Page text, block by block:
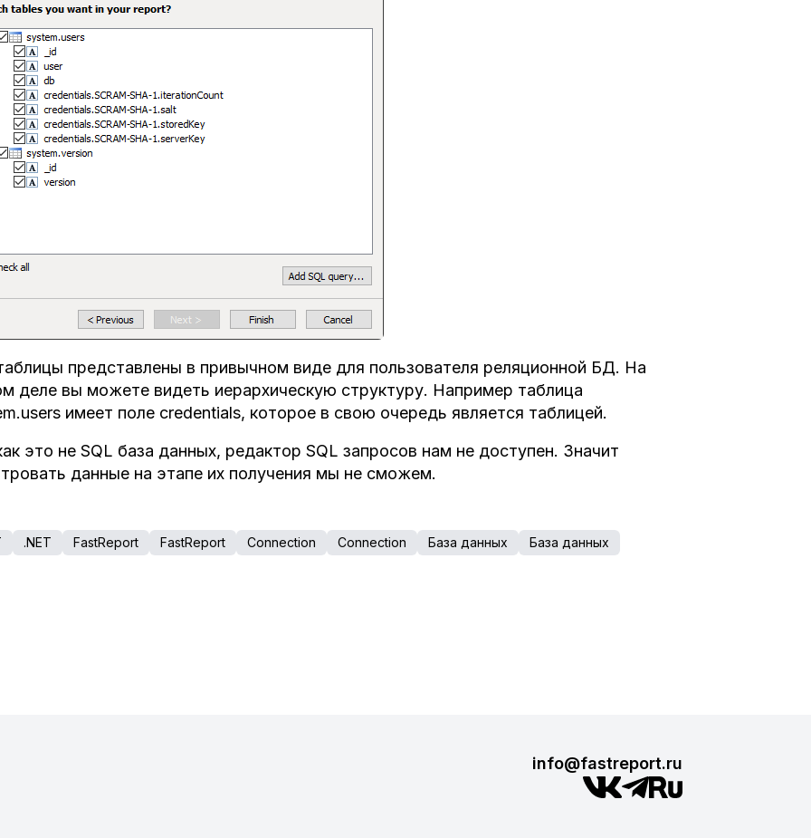
представлены в привычном виде для пользователя реляционной БД. На
деле вы можете видеть иерархическую структуру. Например таблица
имеет поле credentials, которое в свою очередь является таблицей.
это не SQL база данных, редактор SQL запросов нам не доступен. Значит
данные на этапе их получения мы не сможем.
.NET FastReport FastReport Connection Connection База данных База данных
info@fastreport.ru